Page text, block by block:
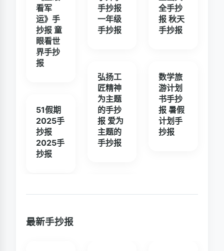
看军
运》手
抄报 童
眼看世
界手抄
报
51假期
2025手
抄报
2025手
抄报
手抄报
一年级
手抄报
弘扬工
匠精神
为主题
的手抄
报 爱为
主题的
手抄报
全手抄
报 秋天
手抄报
数学旅
游计划
书手抄
报 暑假
计划手
抄报
最新手抄报